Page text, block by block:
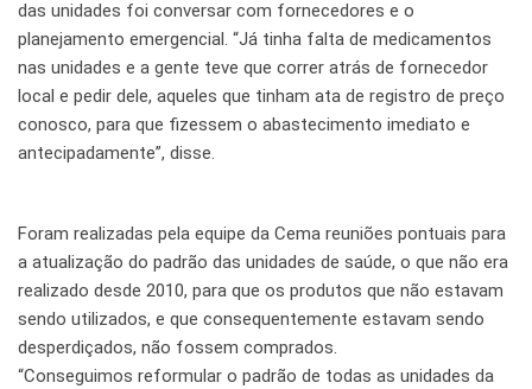
das unidades foi conversar com fornecedores e o
planejamento emergencial. “Já tinha falta de medicamentos
nas unidades e a gente teve que correr atrás de fornecedor
local e pedir dele, aqueles que tinham ata de registro de preço
conosco, para que fizessem o abastecimento imediato e
antecipadamente”, disse.
Foram realizadas pela equipe da Cema reuniões pontuais para
a atualização do padrão das unidades de saúde, o que não era
realizado desde 2010, para que os produtos que não estavam
sendo utilizados, e que consequentemente estavam sendo
desperdiçados, não fossem comprados.
“Conseguimos reformular o padrão de todas as unidades da